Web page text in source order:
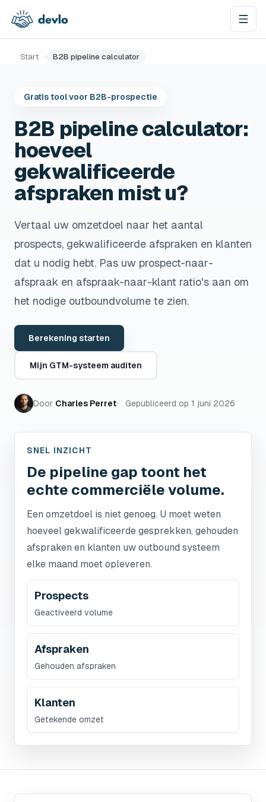
Start › B2B pipeline calculator
Gratis tool voor B2B-prospectie
B2B pipeline calculator:
hoeveel
gekwalificeerde
afspraken mist u?
Vertaal uw omzetdoel naar het aantal
prospects, gekwalificeerde afspraken en klanten
dat u nodig hebt. Pas uw prospect-naar-
afspraak en afspraak-naar-klant ratio's aan om
het nodige outboundvolume te zien.
Berekening starten
Mijn GTM-systeem auditen
Door Charles Perret Gepubliceerd op 1 juni 2026
SNEL INZICHT
De pipeline gap toont het
echte commerciële volume.
Een omzetdoel is niet genoeg. U moet weten
hoeveel gekwalificeerde gesprekken, gehouden
afspraken en klanten uw outbound systeem
elke maand moet opleveren.
Prospects
Geactiveerd volume
Afspraken
Gehouden afspraken
Klanten
Getekende omzet